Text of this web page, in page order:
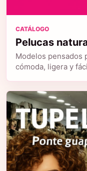
CATÁLOGO
Pelucas
Modelos pensados
cómoda, ligera y